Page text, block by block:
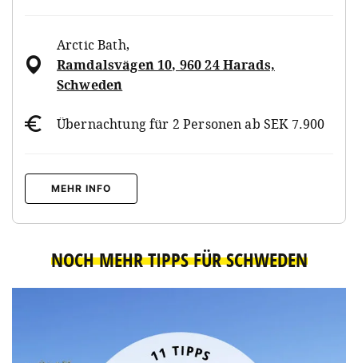
Arctic Bath,
Ramdalsvägen 10, 960 24 Harads,
Schweden
Übernachtung für 2 Personen ab SEK 7.900
MEHR INFO
NOCH MEHR TIPPS FÜR SCHWEDEN